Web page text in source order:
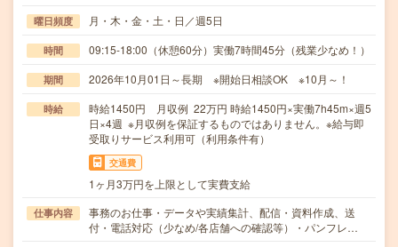
曜日頻度 月・木・金・土・日／週5日
時間 09:15-18:00（休憩60分）実働7時間45分（残業少なめ！）
期間 2026年10月01日～長期 ※開始日相談OK ※10月～！
時給
時給1450円 月収例 22万円 時給1450円×実働7h45m×週5
日×4週 ※月収例を保証するものではありません。※給与即
受取りサービス利用可（利用条件有）
交通費
1ヶ月3万円を上限として実費支給
仕事内容
事務のお仕事・データや実績集計、配信・資料作成、送
付・電話対応（少なめ/各店舗への確認等）・パンフレ…